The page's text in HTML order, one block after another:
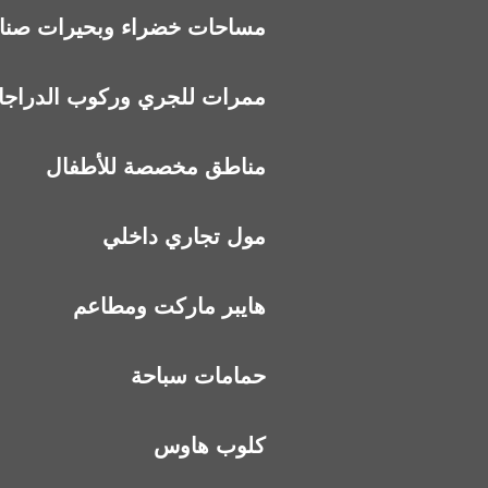
مساحات خضراء وبحيرات
ممرات للجري وركوب
مناطق مخصصة للأطفال
مول تجاري داخلي
هايبر ماركت ومطاعم
حمامات سباحة
كلوب هاوس